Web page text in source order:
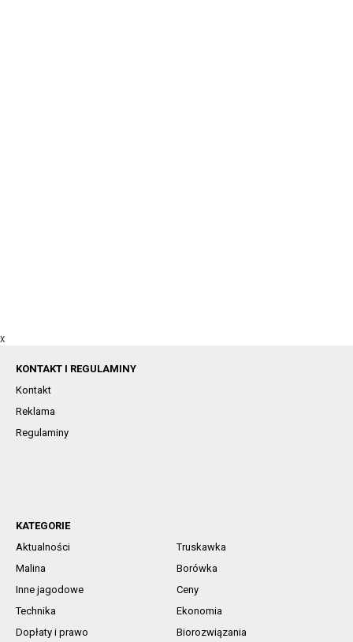
X
KONTAKT I REGULAMINY
Kontakt
Reklama
Regulaminy
KATEGORIE
Aktualności
Truskawka
Malina
Borówka
Inne jagodowe
Ceny
Technika
Ekonomia
Dopłaty i prawo
Biorozwiązania